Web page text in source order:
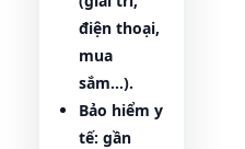
điện thoại,
mua
sắm…).
Bảo hiểm y
tế: gần